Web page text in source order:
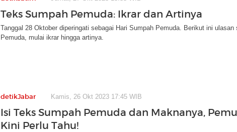
Teks Sumpah Pemuda: Ikrar dan Artinya
Tanggal 28 Oktober diperingati sebagai Hari Sumpah Pemuda. Berikut ini
Pemuda, mulai ikrar hingga artinya.
detikJabar Kamis, 26 Okt 2023 17:45 WIB
Isi Teks Sumpah Pemuda dan Maknanya,
Kini Perlu Tahu!